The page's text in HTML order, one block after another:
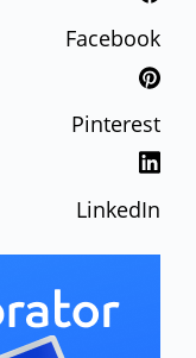
Facebook
Pinterest
LinkedIn